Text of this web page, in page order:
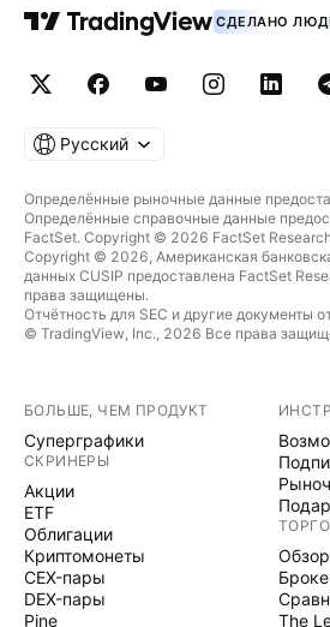
СДЕЛАНО
Русский
Определённые рыночные данные
Определённые справочные данные
FactSet. Copyright © 2026 FactSet
Copyright © 2026, Американская
данных CUSIP предоставлена FactSet
права защищены.
Отчётность для SEC и другие документы
© TradingView, Inc., 2026 Все права
БОЛЬШЕ, ЧЕМ ПРОДУКТ
Суперграфики
СКРИНЕРЫ
Акции
ETF
Облигации
Криптомонеты
CEX-пары
DEX-пары
Pine
Обзор
The